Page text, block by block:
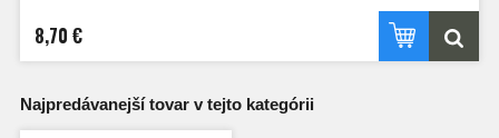
8,70 €
Najpredávanejší tovar v tejto kategórii